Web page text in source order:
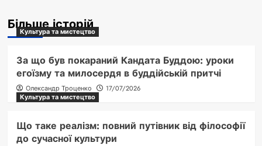
Більше історій
Культура та мистецтво
За що був покараний Кандата Буддою: уроки
егоїзму та милосердя в буддійській притчі
Олександр Троценко
17/07/2026
Культура та мистецтво
Що таке реалізм: повний путівник від філософії
до сучасної культури